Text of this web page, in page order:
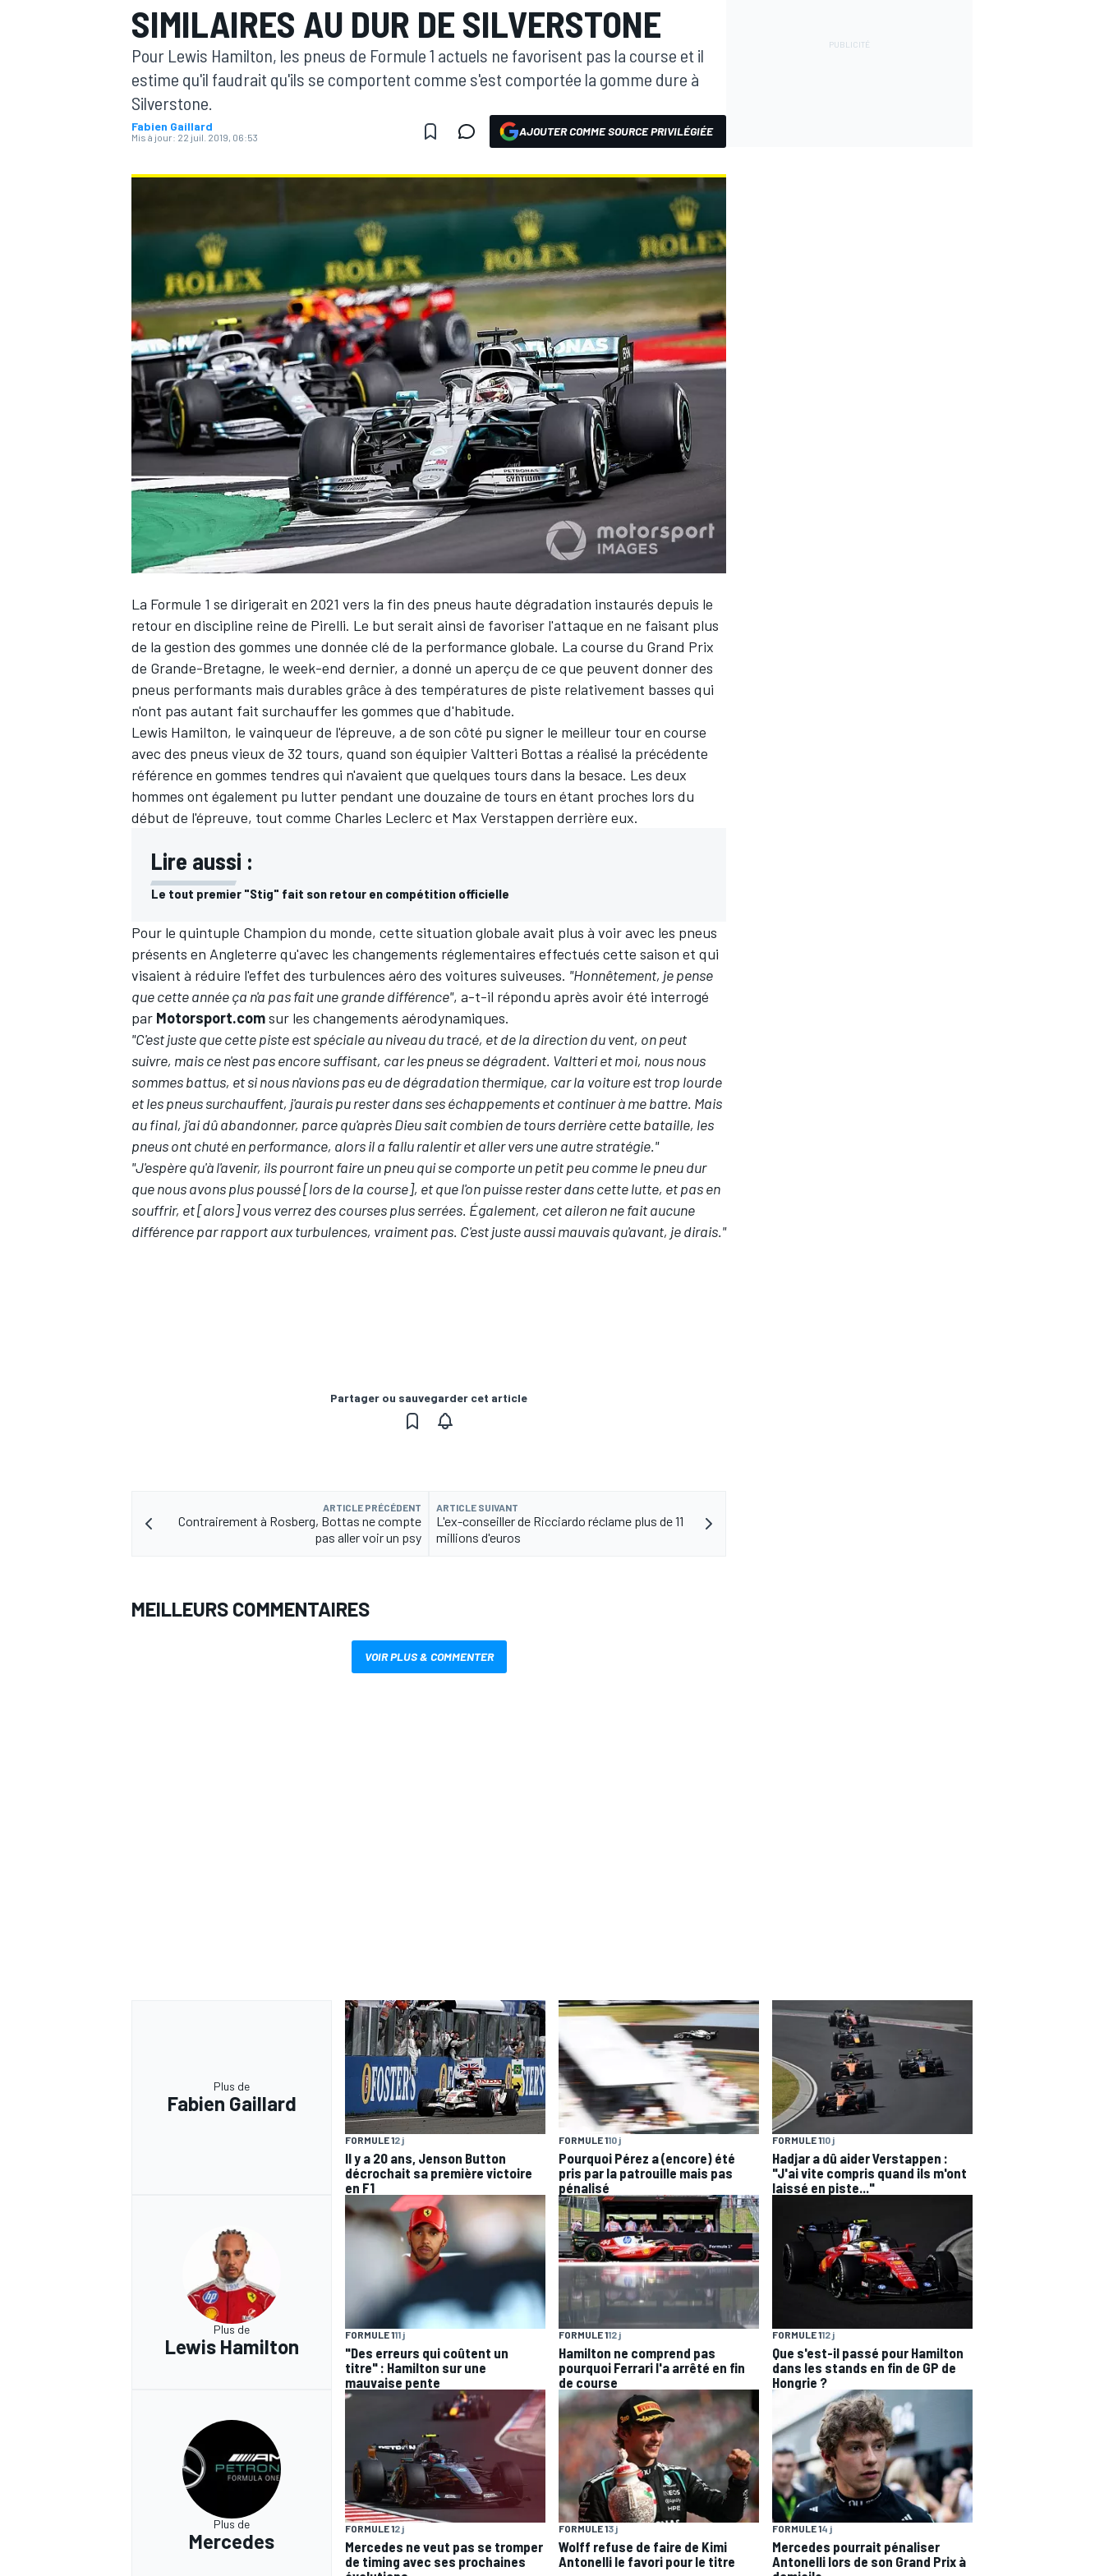
MOTOGP
WRC
WEC
SIMILAIRES AU DUR DE SILVERSTONE
Pour Lewis Hamilton, les pneus de Formule 1 actuels ne favorisent pas la course et il
estime qu'il faudrait qu'ils se comportent comme s'est comportée la gomme dure à
Silverstone.
Fabien Gaillard
Mis à jour: 22 juil. 2019, 06:53 AJOUTER COMME SOURCE PRIVILÉGIÉE
La Formule 1 se dirigerait en 2021 vers la fin des pneus haute dégradation instaurés depuis le
retour en discipline reine de Pirelli. Le but serait ainsi de favoriser l'attaque en ne faisant plus
de la gestion des gommes une donnée clé de la performance globale. La course du Grand Prix
de Grande-Bretagne, le week-end dernier, a donné un aperçu de ce que peuvent donner des
pneus performants mais durables grâce à des températures de piste relativement basses qui
n'ont pas autant fait surchauffer les gommes que d'habitude.
Lewis Hamilton, le vainqueur de l'épreuve, a de son côté pu signer le meilleur tour en course
avec des pneus vieux de 32 tours, quand son équipierValtteri Bottas a réalisé la précédente
référence en gommes tendres qui n'avaient que quelques tours dans la besace. Les deux
hommes ont également pu lutter pendant une douzaine de tours en étant proches lors du
début de l'épreuve, tout comme Charles Leclerc et Max Verstappen derrière eux.
Lire aussi :
Le tout premier "Stig" fait son retour en compétition officielle
Pour le quintuple Champion du monde, cette situation globale avait plus à voir avec les pneus
présents en Angleterre qu'avec les changements réglementaires effectués cette saison et qui
visaient à réduire l'effet des turbulences aéro des voitures suiveuses. "Honnêtement, je pense
que cette année ça n'a pas fait une grande différence", a-t-il répondu après avoir été interrogé
par Motorsport.comsur les changements aérodynamiques.
"C'est juste que cette piste est spéciale au niveau du tracé, et de la direction du vent, on peut
suivre, mais ce n'est pas encore suffisant, car les pneus se dégradent. Valtteri et moi, nous nous
sommes battus, et si nous n'avions pas eu de dégradation thermique, car la voiture est trop lourde
et les pneus surchauffent, j'aurais pu rester dans ses échappements et continuer à me battre. Mais
au final, j'ai dû abandonner, parce qu'après Dieu sait combien de tours derrière cette bataille, les
pneus ont chuté en performance, alors il a fallu ralentir et aller vers une autre stratégie."
"J'espère qu'à l'avenir, ils pourront faire un pneu qui se comporte un petit peu comme le pneu dur
que nous avons plus poussé [lors de la course], et que l'on puisse rester dans cette lutte, et pas en
souffrir, et [alors] vous verrez des courses plus serrées. Également, cet aileron ne fait aucune
différence par rapport aux turbulences, vraiment pas. C'est juste aussi mauvais qu'avant, je dirais."
Partager ou sauvegarder cet article
ARTICLE PRÉCÉDENT
Contrairement à Rosberg, Bottas ne compte
pas aller voir un psy
ARTICLE SUIVANT
L'ex-conseiller de Ricciardo réclame plus de 11
millions d'euros
MEILLEURS COMMENTAIRES
VOIR PLUS & COMMENTER
Plus de
Fabien Gaillard
FORMULE 12 j
Il y a 20 ans, Jenson Button
décrochait sa première victoire
en F1
FORMULE 110 j
Pourquoi Pérez a (encore) été
pris par la patrouille mais pas
pénalisé
FORMULE 110 j
Hadjar a dû aider Verstappen :
"J'ai vite compris quand ils m'ont
laissé en piste..."
Plus de
Lewis Hamilton
FORMULE 111 j
"Des erreurs qui coûtent un
titre" : Hamilton sur une
mauvaise pente
FORMULE 112 j
Hamilton ne comprend pas
pourquoi Ferrari l'a arrêté en fin
de course
FORMULE 112 j
Que s'est-il passé pour Hamilton
dans les stands en fin de GP de
Hongrie ?
Plus de
Mercedes
FORMULE 12 j
Mercedes ne veut pas se tromper
de timing avec ses prochaines
FORMULE 13 j
Wolff refuse de faire de Kimi
Antonelli le favori pour le titre
FORMULE 14 j
Mercedes pourrait pénaliser
Antonelli lors de son Grand Prix à